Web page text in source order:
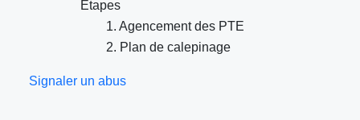
Étapes
1. Agencement des PTE
2. Plan de calepinage
Signaler un abus